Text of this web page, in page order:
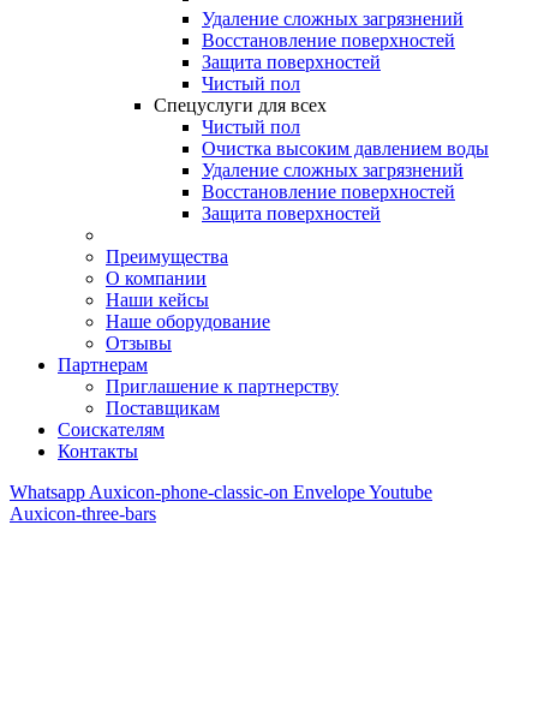
Удаление сложных загрязнений
Восстановление поверхностей
Защита поверхностей
Чистый пол
Спецуслуги для всех
Чистый пол
Очистка высоким давлением воды
Удаление сложных загрязнений
Восстановление поверхностей
Защита поверхностей
Преимущества
О компании
Наши кейсы
Наше оборудование
Отзывы
Партнерам
Приглашение к партнерству
Поставщикам
Соискателям
Контакты
Whatsapp Auxicon-phone-classic-on EnvelopeYoutube
Auxicon-three-bars